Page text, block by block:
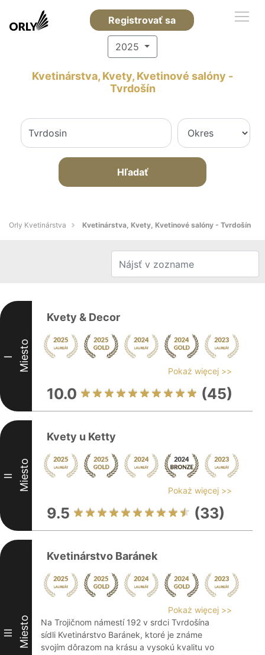
Registrovať sa
2025
Kvetinárstva, Kvety, Kvetinové salóny -
Tvrdošín
Hľadať
Orly Kvetinárstva Kvetinárstva, Kvety, Kvetinové salóny - Tvrdošín
I Miesto
Kvety & Decor
Pokaż więcej >>
10.0 (45)
II Miesto
Kvety u Ketty
Pokaż więcej >>
9.5 (33)
III Miesto
Kvetinárstvo Baránek
Pokaż więcej >>
Na Trojičnom námestí 192 v srdci Tvrdošína
sídli Kvetinárstvo Baránek, ktoré je známe
svojím dôrazom na krásu a vysokú kvalitu vo